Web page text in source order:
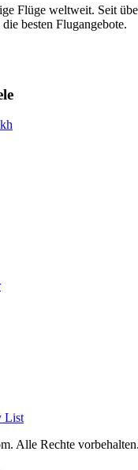
Flüge weltweit. Seit
besten Flugangebote.
List
Alle Rechte vorbehalten.